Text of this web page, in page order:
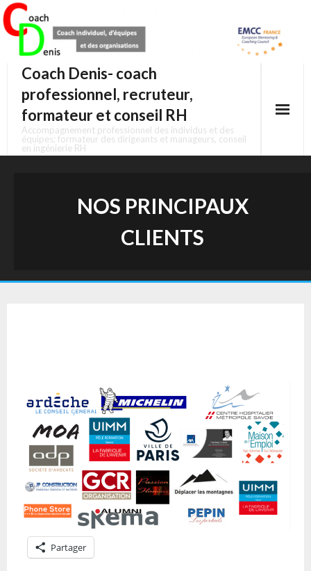
Skip
to
Coach Denis- coach
professionnel, recruteur,
formateur et conseil RH
Accompagnement professionnel des individus et des
équipes; formateur des dirigeants et manageurs, conseil
en ingénierie RH
NOS PRINCIPAUX
CLIENTS
Partager